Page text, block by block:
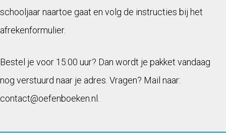
schooljaar naartoe gaat en volg de instructies bij het
afrekenformulier.
Bestel je voor 15:00 uur? Dan wordt je pakket vandaag
nog verstuurd naar je adres. Vragen? Mail naar:
contact@oefenboeken.nl.